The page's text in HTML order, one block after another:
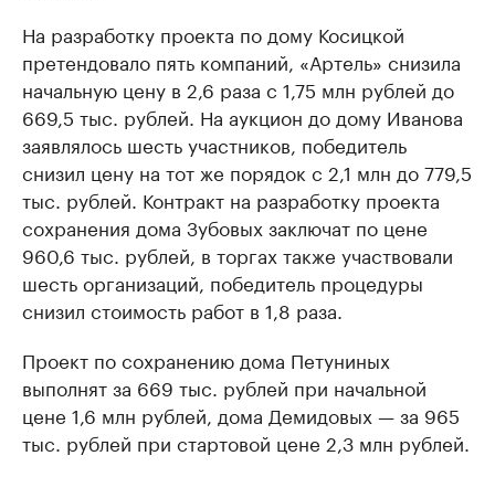
На разработку проекта по дому Косицкой
претендовало пять компаний, «Артель» снизила
начальную цену в 2,6 раза с 1,75 млн рублей до
669,5 тыс. рублей. На аукцион до дому Иванова
заявлялось шесть участников, победитель
снизил цену на тот же порядок с 2,1 млн до 779,5
тыс. рублей. Контракт на разработку проекта
сохранения дома Зубовых заключат по цене
960,6 тыс. рублей, в торгах также участвовали
шесть организаций, победитель процедуры
снизил стоимость работ в 1,8 раза.
Проект по сохранению дома Петуниных
выполнят за 669 тыс. рублей при начальной
цене 1,6 млн рублей, дома Демидовых — за 965
тыс. рублей при стартовой цене 2,3 млн рублей.